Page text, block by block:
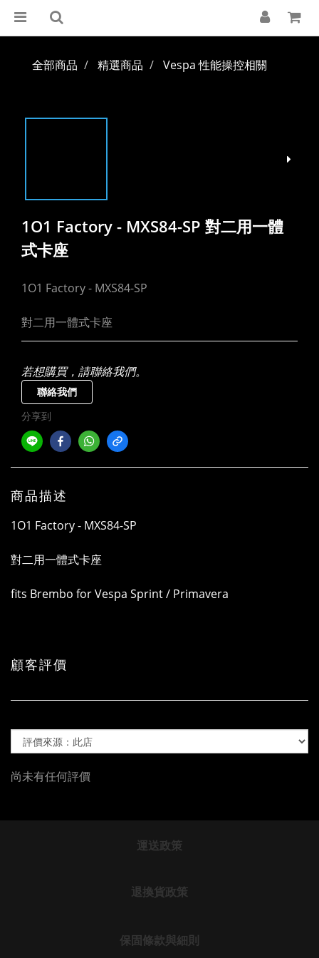
全部商品 精選商品 Vespa 性能操控相關
1O1 Factory - MXS84-SP 對二用一體
式卡座
1O1 Factory - MXS84-SP
對二用一體式卡座
若想購買，請聯絡我們。
聯絡我們
分享到
商品描述
1O1 Factory - MXS84-SP
對二用一體式卡座
fits Brembo for Vespa Sprint / Primavera
顧客評價
尚未有任何評價
運送政策
退換貨政策
保固條款與細則